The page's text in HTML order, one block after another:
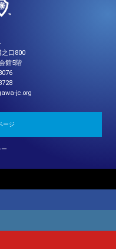
口800
館5階
jc.org
ージ